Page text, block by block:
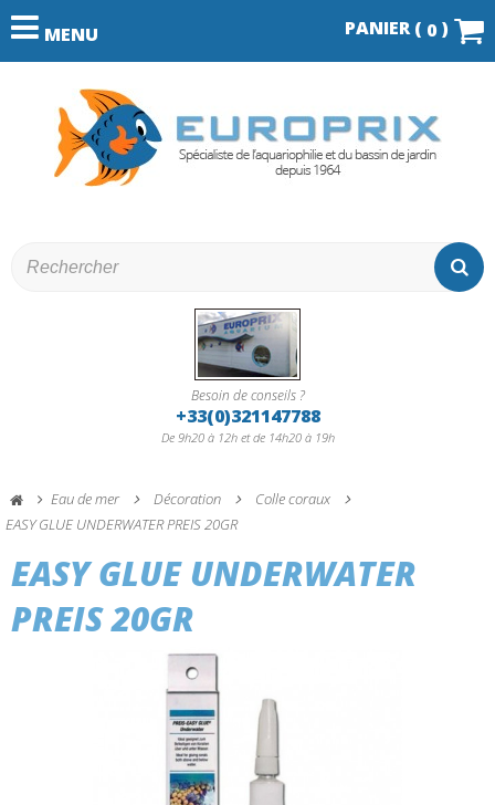
MENU PANIER ( 0 )
Besoin de conseils ?
+33(0)321147788
De 9h20 à 12h et de 14h20 à 19h
Eau de mer Décoration
Colle coraux
EASY GLUE UNDERWATER PREIS 20GR
EASY GLUE UNDERWATER
PREIS 20GR